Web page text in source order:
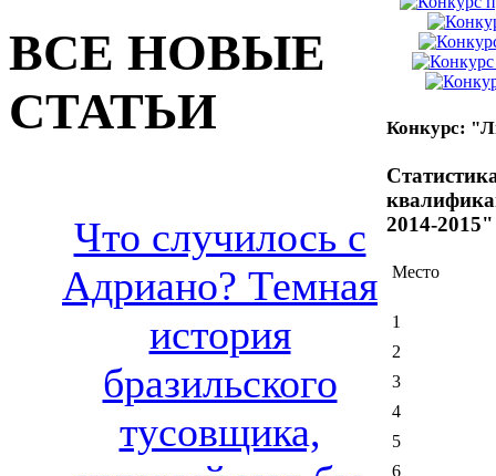
ВСЕ НОВЫЕ
СТАТЬИ
Что случилось с
Адриано? Темная
история
бразильского
тусовщика,
Конкурс:
2014-2015"
Место
1
2
3
4
5
6